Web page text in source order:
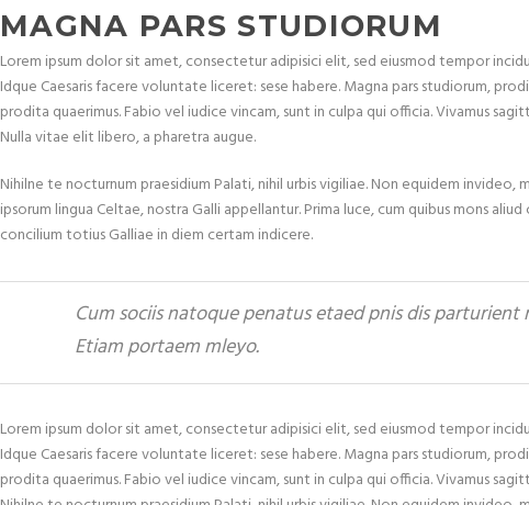
MAGNA PARS STUDIORUM
Lorem ipsum dolor sit amet, consectetur adipisici elit, sed eiusmod tempor
Idque Caesaris facere voluntate liceret: sese habere. Magna pars studiorum,
prodita quaerimus. Fabio vel iudice vincam, sunt in culpa qui officia. Vivamus
Nulla vitae elit libero, a pharetra augue.
Nihilne te nocturnum praesidium Palati, nihil urbis vigiliae. Non equidem invideo,
ipsorum lingua Celtae, nostra Galli appellantur. Prima luce, cum quibus mons
concilium totius Galliae in diem certam indicere.
Cum sociis natoque penatus etaed pnis dis parturient
Etiam portaem mleyo.
Lorem ipsum dolor sit amet, consectetur adipisici elit, sed eiusmod tempor
Idque Caesaris facere voluntate liceret: sese habere. Magna pars studiorum,
prodita quaerimus. Fabio vel iudice vincam, sunt in culpa qui officia. Vivamus